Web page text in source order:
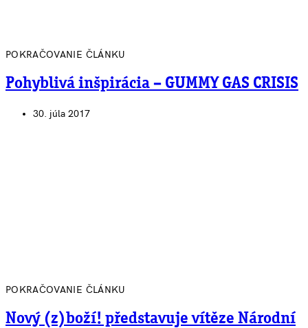
POKRAČOVANIE ČLÁNKU
Pohyblivá inšpirácia – GUMMY GAS CRISIS
30. júla 2017
POKRAČOVANIE ČLÁNKU
Nový (z)boží! představuje vítěze Národní